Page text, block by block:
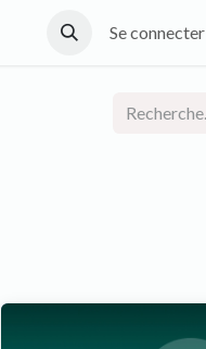
Se connecter